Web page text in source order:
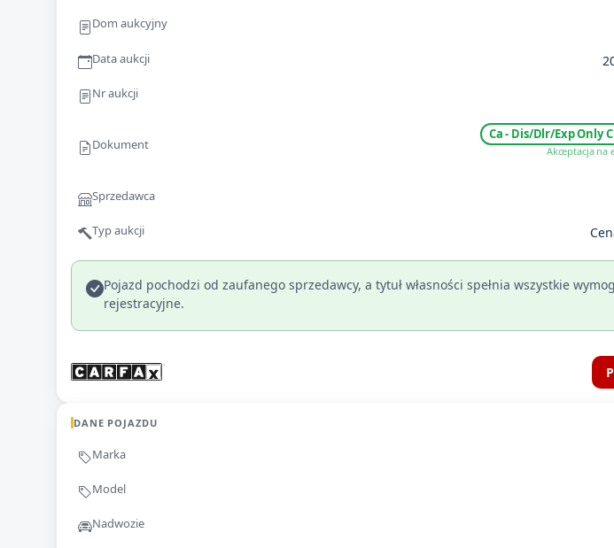
Dom aukcyjny
Data aukcji
Nr aukcji
Dokument
Ca - Dis/Dlr/Exp Only
Akceptacja na
Sprzedawca
Typ aukcji
Pojazd pochodzi od zaufanego sprzedawcy, a tytuł własności spełnia wszystkie
rejestracyjne.
DANE POJAZDU
Marka
Model
Nadwozie